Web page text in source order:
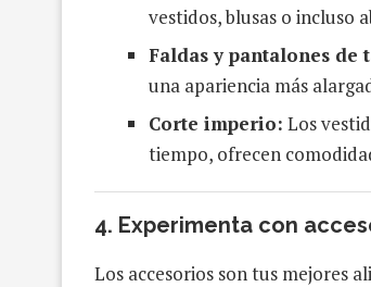
vestidos, blusas o incluso
Faldas y pantalones de
una apariencia más
Corte imperio: Los
tiempo, ofrecen
4. Experimenta con
Los accesorios son tus mejores